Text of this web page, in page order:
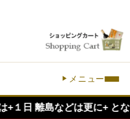
メニュー
どは更に+ となります。）